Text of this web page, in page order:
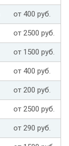
от 400 руб.
от 2500 руб.
от 1500 руб.
от 400 руб.
от 200 руб.
от 2500 руб.
от 290 руб.